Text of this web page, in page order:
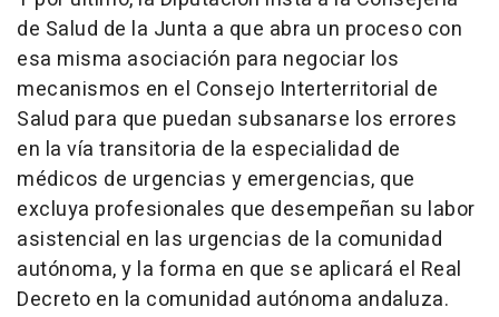
de Salud de la Junta a que abra un proceso con
esa misma asociación para negociar los
mecanismos en el Consejo Interterritorial de
Salud para que puedan subsanarse los errores
en la vía transitoria de la especialidad de
médicos de urgencias y emergencias, que
excluya profesionales que desempeñan su labor
asistencial en las urgencias de la comunidad
autónoma, y la forma en que se aplicará el Real
Decreto en la comunidad autónoma andaluza.